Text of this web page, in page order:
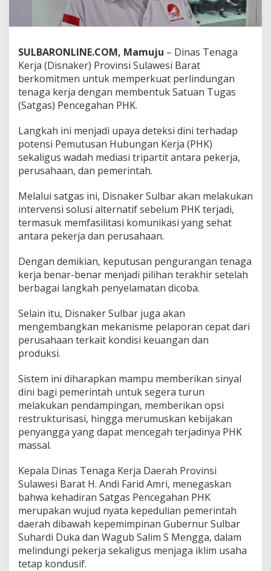
r
i
a
p
k
a
n
n
t
e
r
v
n
s
i
d
a
P
e
n
d
m
p
i
n
n
b
a
g
i
P
s
a
h
a
a
n
SULBARONLINE.COM, Mamuju – Dinas Tenaga
Kerja (Disnaker) Provinsi Sulawesi Barat
berkomitmen untuk memperkuat perlindungan
tenaga kerja dengan membentuk Satuan Tugas
(Satgas) Pencegahan PHK.
Langkah ini menjadi upaya deteksi dini terhadap
potensi Pemutusan Hubungan Kerja (PHK)
sekaligus wadah mediasi tripartit antara pekerja,
perusahaan, dan pemerintah.
Melalui satgas ini, Disnaker Sulbar akan melakukan
intervensi solusi alternatif sebelum PHK terjadi,
termasuk memfasilitasi komunikasi yang sehat
antara pekerja dan perusahaan.
Dengan demikian, keputusan pengurangan tenaga
kerja benar-benar menjadi pilihan terakhir setelah
berbagai langkah penyelamatan dicoba.
Selain itu, Disnaker Sulbar juga akan
mengembangkan mekanisme pelaporan cepat dari
perusahaan terkait kondisi keuangan dan
produksi.
Sistem ini diharapkan mampu memberikan sinyal
dini bagi pemerintah untuk segera turun
melakukan pendampingan, memberikan opsi
restrukturisasi, hingga merumuskan kebijakan
penyangga yang dapat mencegah terjadinya PHK
massal.
Kepala Dinas Tenaga Kerja Daerah Provinsi
Sulawesi Barat H. Andi Farid Amri, menegaskan
bahwa kehadiran Satgas Pencegahan PHK
merupakan wujud nyata kepedulian pemerintah
daerah dibawah kepemimpinan Gubernur Sulbar
Suhardi Duka dan Wagub Salim S Mengga, dalam
melindungi pekerja sekaligus menjaga iklim usaha
tetap kondusif.